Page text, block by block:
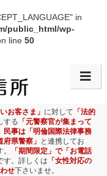
in
public_html/wp-
line 50
お客さま」 に対して 「法的
する 「元警察官が集まって
民事は「明倫国際法律事務
県警察」 と連携してお
「期間限定」で「お電話
す。詳しくは 「女性対応の
せ下さいませ。